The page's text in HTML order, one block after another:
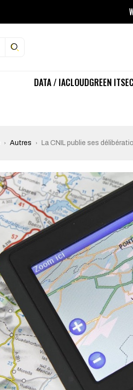
DATA / IACLOUDGREEN IT
Autres La CNIL publie ses